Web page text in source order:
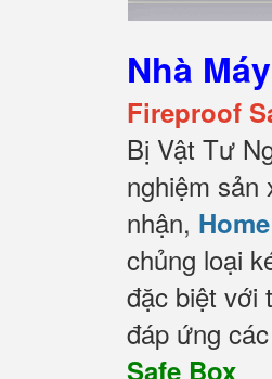
Nhà
Fireproof
Bị Vật Tư
nghiệm sản
nhận,
chủng loại
đặc biệt với
đáp ứng
Safe Box